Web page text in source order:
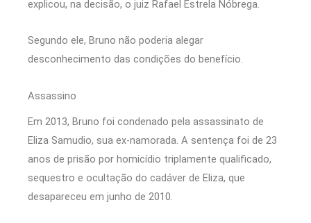
explicou, na decisão, o juiz Rafael Estrela Nóbrega.
Segundo ele, Bruno não poderia alegar
desconhecimento das condições do benefício.
Assassino
Em 2013, Bruno foi condenado pela assassinato de
Eliza Samudio, sua ex-namorada. A sentença foi de 23
anos de prisão por homicídio triplamente qualificado,
sequestro e ocultação do cadáver de Eliza, que
desapareceu em junho de 2010.